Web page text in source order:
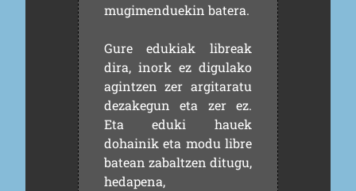
mugimenduekin batera.
Gure edukiak libreak
dira, inork ez digulako
agintzen zer argitaratu
dezakegun eta zer ez.
Eta eduki hauek
dohainik eta modu libre
batean zabaltzen ditugu,
hedapena,